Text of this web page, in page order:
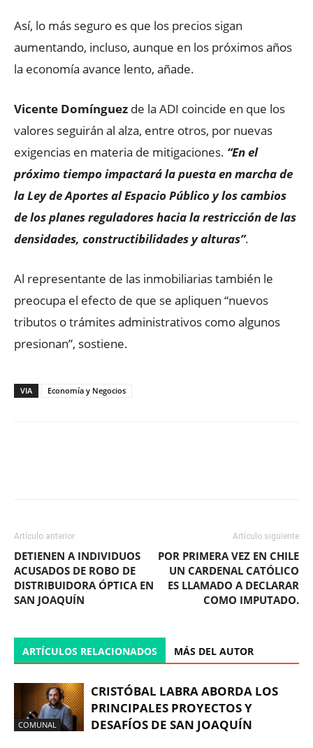
Así, lo más seguro es que los precios sigan
aumentando, incluso, aunque en los próximos años
la economía avance lento, añade.
Vicente Domínguez de la ADI coincide en que los
valores seguirán al alza, entre otros, por nuevas
exigencias en materia de mitigaciones. “En el
próximo tiempo impactará la puesta en marcha de
la Ley de Aportes al Espacio Público y los cambios
de los planes reguladores hacia la restricción de las
densidades, constructibilidades y alturas”.
Al representante de las inmobiliarias también le
preocupa el efecto de que se apliquen “nuevos
tributos o trámites administrativos como algunos
presionan”, sostiene.
VIA Economía y Negocios
Artículo anterior
DETIENEN A INDIVIDUOS
ACUSADOS DE ROBO DE
DISTRIBUIDORA ÓPTICA EN
SAN JOAQUÍN
Artículo siguiente
POR PRIMERA VEZ EN CHILE
UN CARDENAL CATÓLICO
ES LLAMADO A DECLARAR
COMO IMPUTADO.
ARTÍCULOS RELACIONADOS MÁS DEL AUTOR
COMUNAL
CRISTÓBAL LABRA ABORDA LOS
PRINCIPALES PROYECTOS Y
DESAFÍOS DE SAN JOAQUÍN